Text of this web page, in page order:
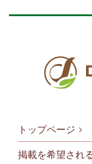
トップページ
掲載を希望され